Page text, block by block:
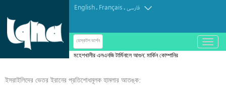
English. Français.فارسی
ডেস্কটপ ভার্শন
باز
و
মহেশখালীর এলএনজি টার্মিনালে আগুন: মার্কিন কোম্পানির
ইসরাইলিদের ভেতর ইরানের প্রতিশোধমূলক হামলার আতঙ্ক: